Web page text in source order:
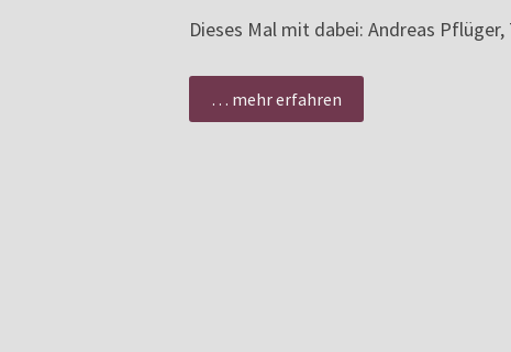
Dieses Mal mit dabei: Andreas
… mehr erfahren